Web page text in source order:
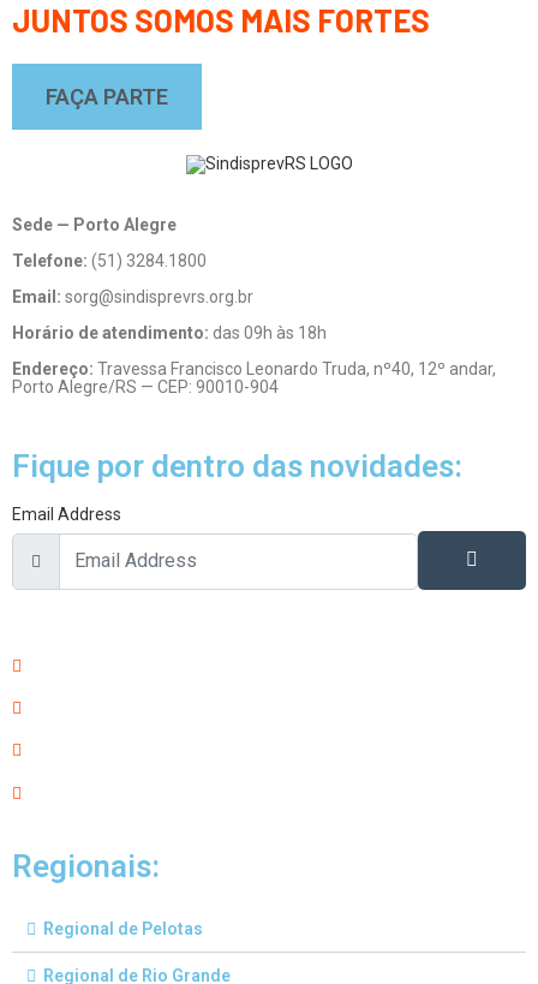
JUNTOS SOMOS MAIS FORTES
FAÇA PARTE
Sede — Porto Alegre
Telefone: (51) 3284.1800
Email: sorg@sindisprevrs.org.br
Horário de atendimento: das 09h às 18h
Endereço: Travessa Francisco Leonardo Truda, nº40, 12º andar,
Porto Alegre/RS — CEP: 90010-904
Fique por dentro das novidades:
Email Address
Regionais:
Regional de Pelotas
Regional de Rio Grande